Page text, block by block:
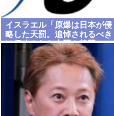
イスラエル「原爆は日本が侵
略した天罰。追悼されるべき
は侵略された中国や韓国の
人々だよ